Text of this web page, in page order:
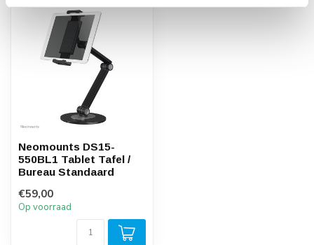
Neomounts DS15-
550BL1 Tablet Tafel /
Bureau Standaard
€59,00
Op voorraad